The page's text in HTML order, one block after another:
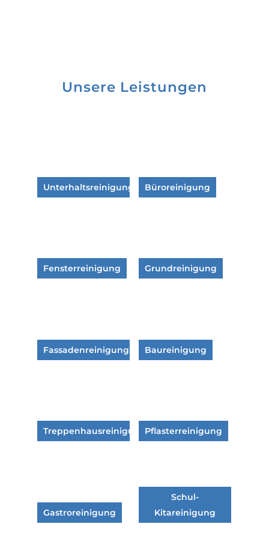
Unsere Leistungen
Unterhaltsreinigung Büroreinigung
Fensterreinigung Grundreinigung
Fassadenreinigung Baureinigung
TreppenhausreinigungPflasterreinigung
Gastroreinigung
Schul-
Kitareinigung